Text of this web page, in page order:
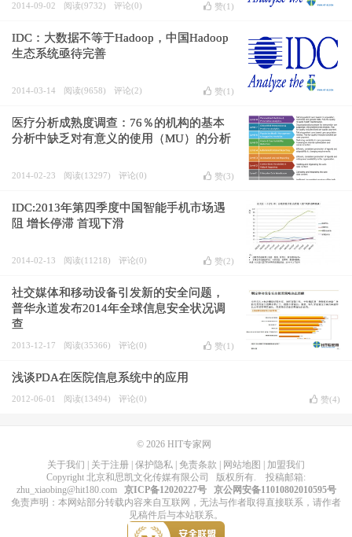
2014-09-02 阅读(9732) 评论(0) 赞(1 )
IDC：大数据不等于Hadoop，中国Hadoop
生态系统亟待完善
2014-03-14 阅读(9658) 评论(2) 赞(1 )
医疗分析成熟度调查：76％的机构的基本
分析中缺乏对有意义的使用（MU）的分析
2014-02-23 阅读(13297) 评论(0) 赞(3)
IDC:2013年第四季度中国智能手机市场遇
阻 增长停滞 首现下滑
2014-02-13 阅读(11218) 评论(0) 赞(2)
社交媒体和移动设备引发新的安全问题，
普华永道发布2014年全球信息安全状况调
查
2013-12-17 阅读(35366) 评论(0) 赞(1 )
浅谈PDA在医院信息系统中的应用
2012-06-01 阅读(13494) 评论(0) 赞(4)
© 2026 HIT专家网
关于我们
关于注册 保护隐私 免责条款 网站地图
加盟我们
Copyright 北京和思凯文化传媒有限公司 版权所有. 投稿邮箱:
zhu_xiaobing@hit180.com
京ICP备12020227号
京公网安备11010802010595号
免责声明：本网站部分转载内容来自互联网，无法与作者取得直接联系，请作者
见稿件后与本站联系。